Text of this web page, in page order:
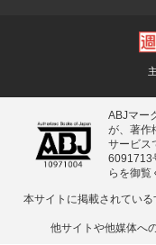
ABJマー
が、著作
サービス
6091713
らを御覧
本サイトに掲載されてい
他サイトや他媒体へ